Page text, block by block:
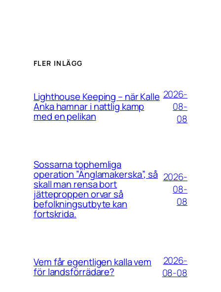
FLER INLÄGG
Lighthouse Keeping – när Kalle
Anka hamnar i nattlig kamp
med en pelikan
2026-
08-
08
Sossarna tophemliga
operation ”Änglamakerska”, så
skall man rensa bort
jätteproppen orvar så
befolkningsutbyte kan
fortskrida.
2026-
08-
08
Vem får egentligen kalla vem
för landsförrädare?
2026-
08-08